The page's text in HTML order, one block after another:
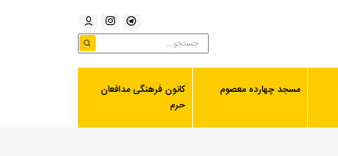
مسجد چهارده معصوم
کانون فرهنگی مدافعان
حرم